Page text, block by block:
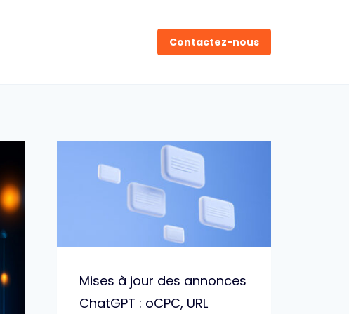
Contactez-nous
Mises à jour des annonces
ChatGPT : oCPC, URL